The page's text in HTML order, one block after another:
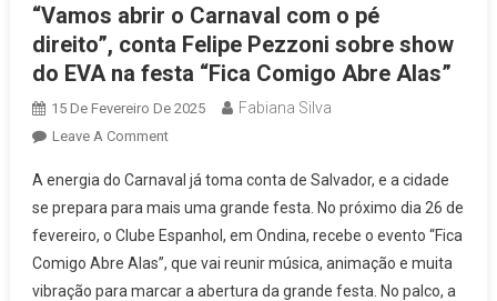
“Vamos abrir o Carnaval com o pé
direito”, conta Felipe Pezzoni sobre show
do EVA na festa “Fica Comigo Abre Alas”
15 De Fevereiro De 2025 Fabiana Silva
Leave A CommentOn
Abrir
O
Carnaval
Com
O
A energia do Carnaval já toma conta de Salvador, e a cidade
se prepara para mais uma grande festa. No próximo dia 26 de
fevereiro, o Clube Espanhol, em Ondina, recebe o evento “Fica
Comigo Abre Alas”, que vai reunir música, animação e muita
vibração para marcar a abertura da grande festa. No palco, a